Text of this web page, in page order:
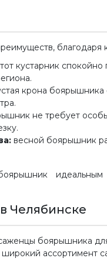
благодаря
кустарник спокойно
крона
не требует
весной боярышник
Челябинске
боярышника
ассортимент